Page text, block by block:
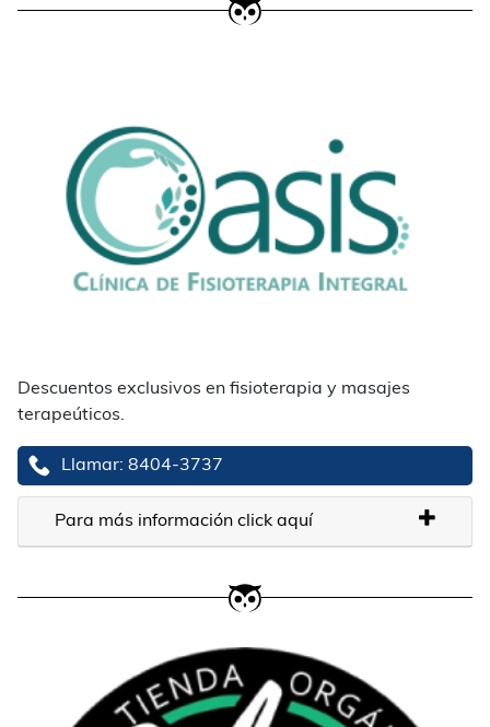
Descuentos exclusivos en fisioterapia y masajes
terapeúticos.
Llamar: 8404-3737
Para más información click aquí